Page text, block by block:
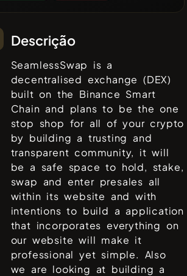
Descrição
SeamlessSwap is a
decentralised exchange (DEX)
built on the Binance Smart
Chain and plans to be the one
stop shop for all of your crypto
by building a trusting and
transparent community, it will
be a safe space to hold, stake,
swap and enter presales all
within its website and with
intentions to build a application
that incorporates everything on
our website will make it
professional yet simple. Also
we are looking at building a